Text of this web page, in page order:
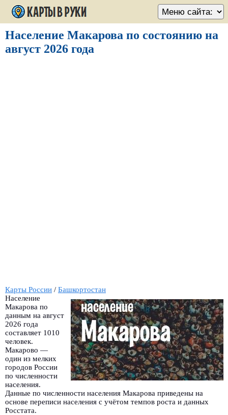
Население Макарова по состоянию на
август 2026 года
Карты России / Башкортостан
Население
Макарова по
данным на август
2026 года
составляет 1010
человек.
Макарово —
один из мелких
городов России
по численности
населения.
Данные по численности населения Макарова приведены на
основе переписи населения с учётом темпов роста и данных
Росстата.